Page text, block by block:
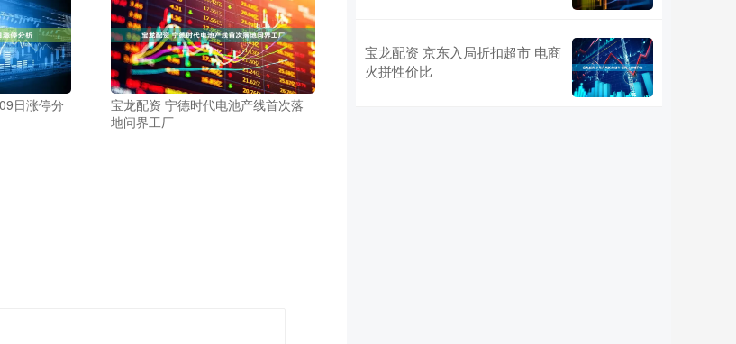
日涨停分
宝龙配资 宁德时代电池产线首次落
地问界工厂
宝龙配资 京东入局折扣超市 电商
火拼性价比